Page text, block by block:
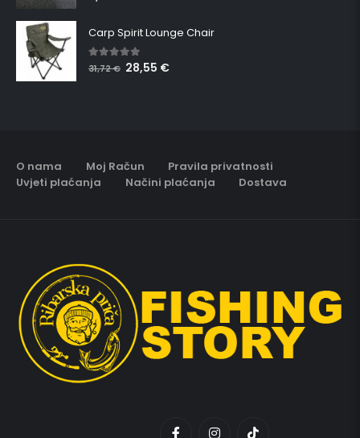
Carp Spirit Lounge Chair
5.00 out of 5
31,72€ 28,55 €
O nama Moj Račun
Pravila privatnosti
Uvjeti plaćanja
Načini plaćanja Dostava